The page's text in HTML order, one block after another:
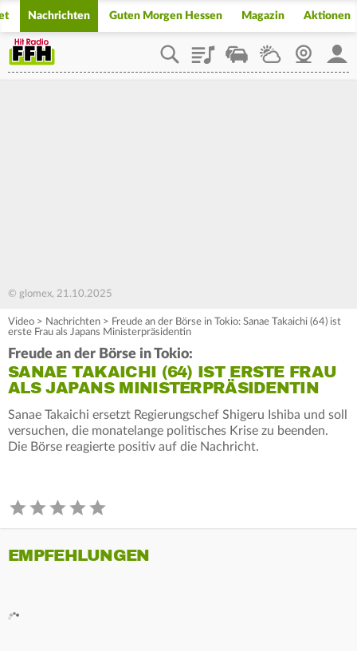
Nachrichten Guten Morgen Hessen Magazin Aktionen
PlaylistStaupilotWetterWebcam
© glomex, 21.10.2025
Video > Nachrichten > Freude an der Börse in Tokio: Sanae Takaichi (64) ist
erste Frau als Japans Ministerpräsidentin
Freude an der Börse in Tokio:
SANAE TAKAICHI (64) IST ERSTE FRAU
ALS JAPANS MINISTERPRÄSIDENTIN
Sanae Takaichi ersetzt Regierungschef Shigeru Ishiba und soll
versuchen, die monatelange politisches Krise zu beenden.
Die Börse reagierte positiv auf die Nachricht.
EMPFEHLUNGEN